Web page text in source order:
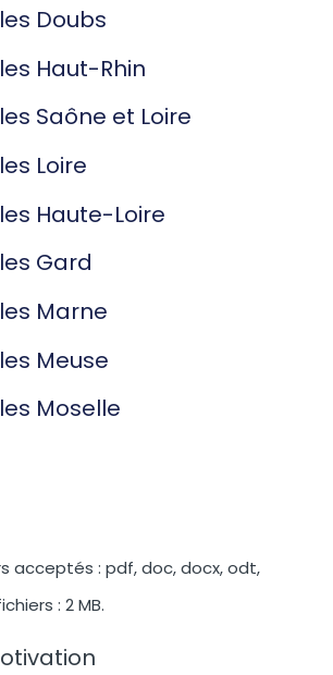
Doubs
Haut-Rhin
Saône et Loire
Loire
Haute-Loire
Gard
Marne
Meuse
Moselle
acceptés : pdf, doc, docx, odt,
: 2 MB.